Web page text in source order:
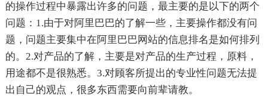
的操作过程中暴露出许多的问题，最主要的是以下的两个
问题：1.由于对阿里巴巴的了解一些，主要操作都没有问
题，问题主要集中在阿里巴巴网站的信息排名是如何排列
的。2.对产品的了解，主要是对产品的生产过程，原料，
用途都不是很熟悉。3.对顾客所提出的专业性问题无法提
出自己的观点，很多东西需要向前辈请教。